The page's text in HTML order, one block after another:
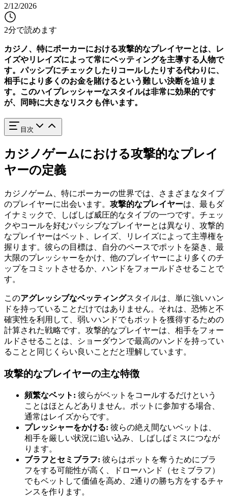
2/12/2026
2分で読めます
カジノ、特にポーカーにおける攻撃的なプレイヤーとは、レ
イズやリレイズによって常にベッティングを主導する人物で
す。パッシブにチェックしたりコールしたりする代わりに、
相手により多くのお金を賭けるという難しい決断を迫りま
す。このハイプレッシャーなスタイルは非常に効果的です
が、同時に大きなリスクも伴います。
目次
カジノゲームにおける攻撃的なプレイ
ヤーの定義
カジノゲーム、特にポーカーの世界では、さまざまなタイプ
のプレイヤーに出会います。 攻撃的なプレイヤーは、最もダ
イナミックで、しばしば威圧的なタイプの一つです。チェッ
クやコールを好むパッシブなプレイヤーとは異なり、攻撃的
なプレイヤーはベット、レイズ、リレイズによって主導権を
握ります。彼らの目標は、自分のペースでポットを築き、最
大限のプレッシャーをかけ、他のプレイヤーにより多くのチ
ップをコミットさせるか、ハンドをフォールドさせることで
す。
このアグレッシブなベッティングスタイルは、単に強いハン
ドを持っていることだけではありません。それは、恐怖と不
確実性を利用して、弱いハンドでもポットを獲得するための
計算された戦略です。攻撃的なプレイヤーは、相手をフォー
ルドさせることは、ショーダウンで最高のハンドを持ってい
ることと同じくらい良いことだと理解しています。
攻撃的なプレイヤーの主な特徴
頻繁なベット: 彼らがベットをコールするだけという
ことはほとんどありません。ポットに参加する場合、
通常はレイズからです。
プレッシャーをかける: 彼らの絶え間ないベットは、
相手を厳しい状況に追い込み、しばしばミスにつなが
ります。
ブラフとセミブラフ: 彼らはポットを奪うためにブラ
フをする可能性が高く、ドローハンド（セミブラフ）
でもベットして価値を高め、2通りの勝ち方をするチャ
ンスを作ります。